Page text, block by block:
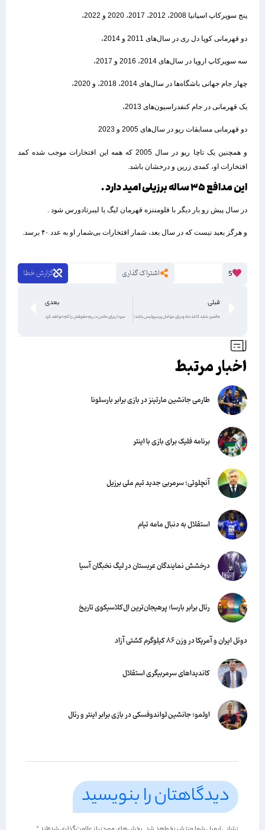
پنج سوپرکاپ اسپانیا 2008، 2012، 2017، 2020 و 2022،
دو قهرمانی کوپا دل ری در سال‌های 2011 و 2014،
سه سوپرکاپ اروپا در سال‌های 2014، 2016 و 2017،
چهار جام جهانی باشگاه‌ها در سال‌های 2014، 2018، و 2020،
یک قهرمانی در جام کنفدراسیون‌های 2013،
دو قهرمانی مسابقات ریو در سال‌های 2005 و 2023
و همچنین یک تاچا ریو در سال 2005 که همه این افتخارات موجب شده کمد
افتخارات او، کمدی زرین و درخشان باشد.
این مدافع ۳۵ ساله برزیلی امید دارد .
در سال پیش رو بار دیگر با فلومننزه قهرمان لیگ یا لیبرتادورس شود .
و هرگز بعید نیست که در سال بعد، شمار افتخارات بی‌شمار او به عدد ۴۰ برسد.
5 اشتراک گذاری گزارش خطا
قبلی
مالمیر: شاید کاغذ جادو برای عوامل پرسپولیس باشد!
بعدی
سردار برای ماندن در رم حقوقش را کم خواهد کرد
اخبار مرتبط
طارمی جانشین مارتینز در بازی برابر بارسلونا
برنامه فلیک برای بازی با اینتر
آنچلوتی؛ سرمربی جدید تیم ملی برزیل
استقلال به دنبال مامه تیام
درخشش نمایندگان عربستان در لیگ نخبگان آسیا
رئال برابر بارسا؛ پرهیجان‌‌ترین ال‌کلاسیکوی تاریخ
دوئل ایران و آمریکا در وزن ۸۶ کیلوگرم کشتی آزاد
کاندیداهای سرمربیگری استقلال
اولمو؛ جانشین لواندوفسکی در بازی برابر اینتر و رئال
دیدگاهتان را بنویسید